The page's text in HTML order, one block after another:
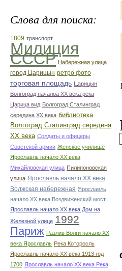
Слова для поиска:
1809 транспорт
Милиция
СССР Набережная улица
город Царицын ретро фото
торговая площадь Царицын
Волгоград началоа ХХ века река
Царица вид Волгоград Сталинград
середина ХХ века библиотека
Волгоград Сталинград середина
ХХ века Солдаты и офицеры
Советской армии Женское училище
Ярославль начало ХХ века
Михайловская улица Пилипоновская
улица Ярославль начало ХХ века
Волжская набережная Ярославль
начало ХХ века Воздвиженский мост
Ярославль начало ХХ века Дом на
Железной улице 1992
Париж Разлив Волги начало ХХ
века Ярославль Река Которосль
Ярославль начало ХХ века 1913 год
1700 Ярославль начало ХХ века Река